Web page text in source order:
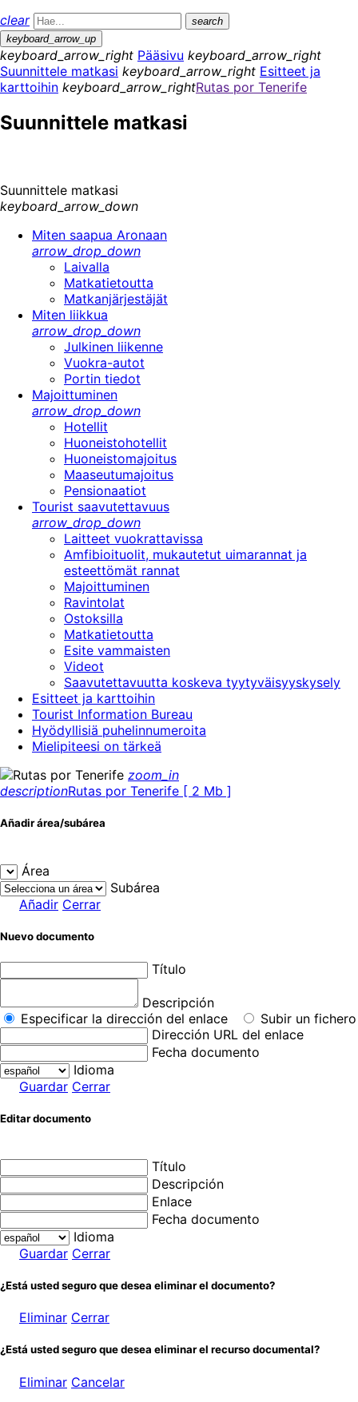
clear
search
keyboard_arrow_up
keyboard_arrow_right Pääsivu keyboard_arrow_right
Suunnittele matkasi keyboard_arrow_right Esitteet ja
karttoihin keyboard_arrow_rightRutas por Tenerife
Suunnittele matkasi
Suunnittele matkasi
keyboard_arrow_down
Miten saapua Aronaan
arrow_drop_down
Laivalla
Matkatietoutta
Matkanjärjestäjät
Miten liikkua
arrow_drop_down
Julkinen liikenne
Vuokra-autot
Portin tiedot
Majoittuminen
arrow_drop_down
Hotellit
Huoneistohotellit
Huoneistomajoitus
Maaseutumajoitus
Pensionaatiot
Tourist saavutettavuus
arrow_drop_down
Laitteet vuokrattavissa
Amfibioituolit, mukautetut uimarannat ja
esteettömät rannat
Majoittuminen
Ravintolat
Ostoksilla
Matkatietoutta
Esite vammaisten
Videot
Saavutettavuutta koskeva tyytyväisyyskysely
Esitteet ja karttoihin
Tourist Information Bureau
Hyödyllisiä puhelinnumeroita
Mielipiteesi on tärkeä
zoom_in
descriptionRutas por Tenerife [ 2 Mb ]
Añadir área/subárea
Área
Subárea
Añadir Cerrar
Nuevo documento
Título
Descripción
Especificar la dirección del enlace
Subir un fichero
Dirección URL del enlace
Fecha documento
Idioma
Guardar Cerrar
Editar documento
Título
Descripción
Enlace
Fecha documento
Idioma
Guardar Cerrar
¿Está usted seguro que desea eliminar el documento?
Eliminar Cerrar
¿Está usted seguro que desea eliminar el recurso documental?
Eliminar Cancelar